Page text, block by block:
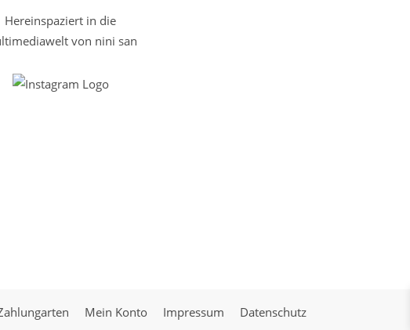
Hereinspaziert in die
von nini san
Datenschutz
Impressum
Mein Konto